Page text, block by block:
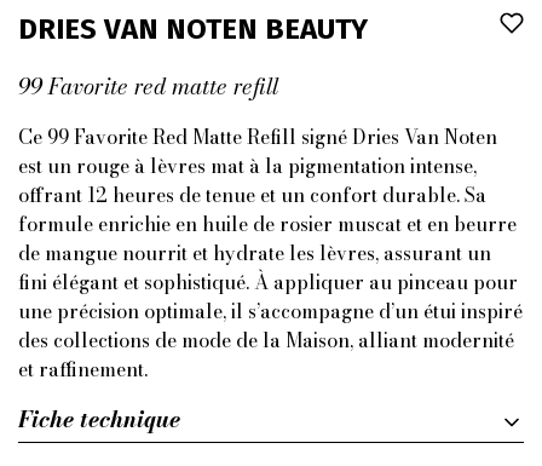
DRIES VAN NOTEN BEAUTY
99 Favorite red matte refill
Ce 99 Favorite Red Matte Refill signé Dries Van Noten
est un rouge à lèvres mat à la pigmentation intense,
offrant 12 heures de tenue et un confort durable. Sa
formule enrichie en huile de rosier muscat et en beurre
de mangue nourrit et hydrate les lèvres, assurant un
fini élégant et sophistiqué. À appliquer au pinceau pour
une précision optimale, il s’accompagne d’un étui inspiré
des collections de mode de la Maison, alliant modernité
et raffinement.
Fiche technique